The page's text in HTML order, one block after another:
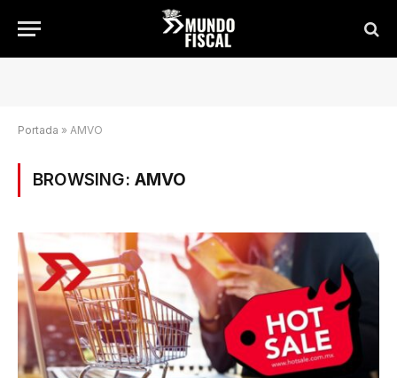
Portada » AMVO
BROWSING: AMVO